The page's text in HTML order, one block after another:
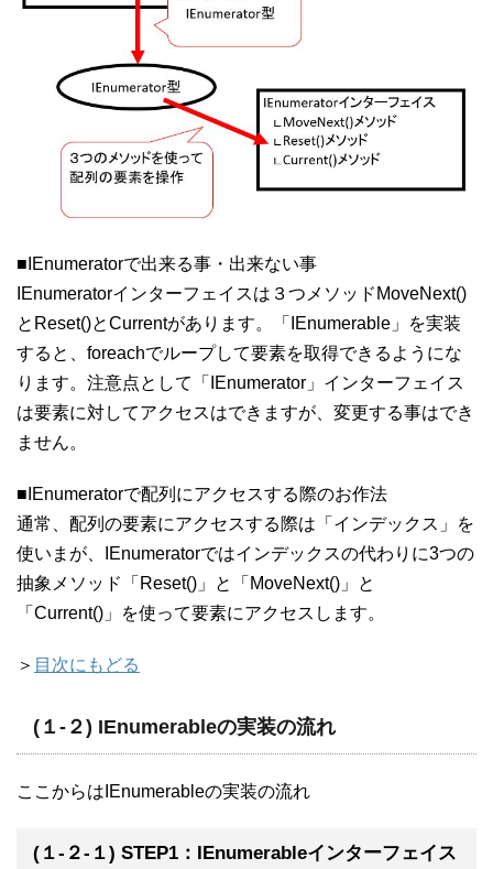
■IEnumeratorで出来る事・出来ない事
IEnumeratorインターフェイスは３つメソッドMoveNext()
とReset()とCurrentがあります。「IEnumerable」を実装
すると、foreachでループして要素を取得できるようにな
ります。注意点として「IEnumerator」インターフェイス
は要素に対してアクセスはできますが、変更する事はでき
ません。
■IEnumeratorで配列にアクセスする際のお作法
通常、配列の要素にアクセスする際は「インデックス」を
使いまが、IEnumeratorではインデックスの代わりに3つの
抽象メソッド「Reset()」と「MoveNext()」と
「Current()」を使って要素にアクセスします。
＞ 目次にもどる
(１-２) IEnumerableの実装の流れ
ここからはIEnumerableの実装の流れ
(１-２-１) STEP1：IEnumerableインターフェイス